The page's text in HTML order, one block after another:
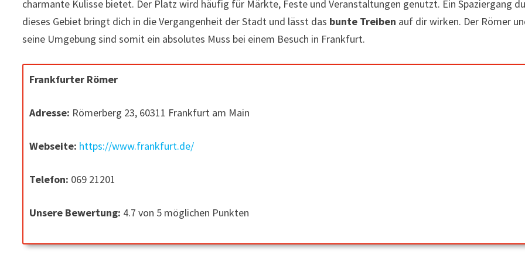
charmante Kulisse bietet. Der Platz wird häufig für Märkte, Feste und Veranstaltungen genutzt. Ein Spaziergang
dieses Gebiet bringt dich in die Vergangenheit der Stadt und lässt das bunte Treiben auf dir wirken. Der Römer
seine Umgebung sind somit ein absolutes Muss bei einem Besuch in Frankfurt.
Frankfurter Römer
Adresse: Römerberg 23, 60311 Frankfurt am Main
Webseite: https://www.frankfurt.de/
Telefon: 069 21201
Unsere Bewertung: 4.7 von 5 möglichen Punkten